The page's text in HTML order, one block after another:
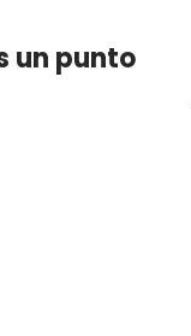
un punto